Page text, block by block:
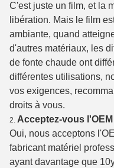
C'est juste un film, et la
libération. Mais le film
ambiante, quand
d'autres matériaux, les
de fonte chaude ont
différentes utilisations,
vos exigences,
droits à vous.
2. Acceptez-vous
Oui, nous acceptons
fabricant matériel
ayant davantage que